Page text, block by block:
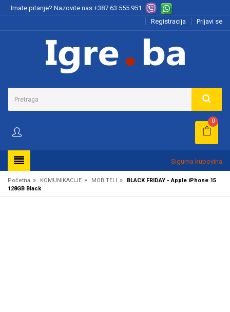
Imate pitanje? Nazovite nas +387 63 555 951
Registracija
Prijavi se
0
Sigurna kupovina
Početna » KOMUNIKACIJE » MOBITELI »
BLACK FRIDAY - Apple iPhone 15
128GB Black